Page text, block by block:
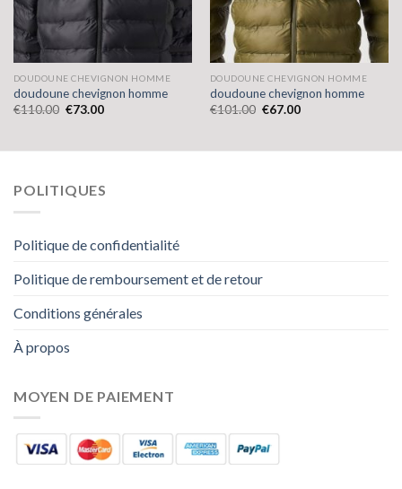
DOUDOUNE CHEVIGNON HOMME
doudoune chevignon homme
€110.00 €73.00
DOUDOUNE CHEVIGNON HOMME
doudoune chevignon homme
€101.00 €67.00
POLITIQUES
Politique de confidentialité
Politique de remboursement et de retour
Conditions générales
À propos
MOYEN DE PAIEMENT